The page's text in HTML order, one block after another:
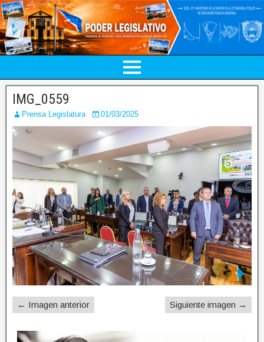
IMG_0559
Prensa Legislatura 01/03/2025
← Imagen anterior Siguiente imagen →